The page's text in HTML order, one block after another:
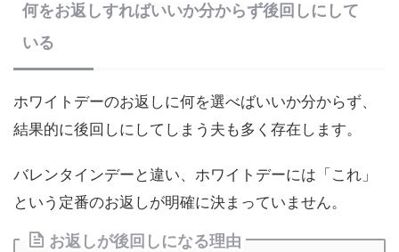
何をお返しすればいいか分からず後回しにして
いる
ホワイトデーのお返しに何を選べばいいか分からず、
結果的に後回しにしてしまう夫も多く存在します。
バレンタインデーと違い、ホワイトデーには「これ」
という定番のお返しが明確に決まっていません。
お返しが後回しになる理由